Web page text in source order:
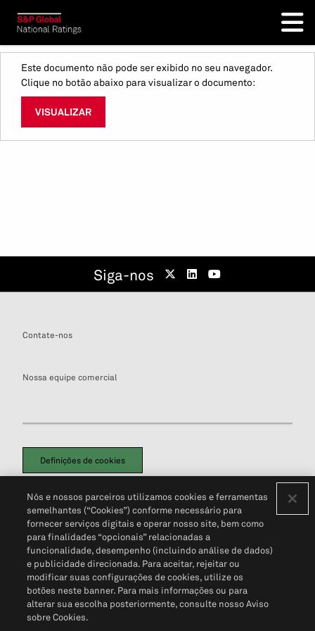
Este documento não pode ser exibido no seu navegador.
Clique no botão abaixo para visualizar o documento:
VISUALIZAR
Siga-nos
Contate-nos
Nossa equipe comercial
Definições de cookies
Política de PrivacidadePortal de privacidade do cliente (em inglês)
Não Venda Minhas Informações Pessoais© 2026 S&P Global
Nós e nossos parceiros utilizamos cookies e ferramentas
semelhantes (“Cookies”) conforme necessário para
fornecer serviços digitais e operar nosso site, bem como
para finalidades “opcionais” relacionadas a
funcionalidade, desempenho (incluindo análise de dados)
e publicidade direcionada. Para aceitar, rejeitar ou
modificar suas configurações de cookies, utilize os
botões neste banner. Para mais informações ou para
alterar sua escolha posteriormente, consulte nosso Aviso
sobre Cookies.